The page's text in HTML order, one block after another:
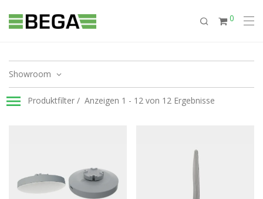
0
Showroom
Produktfilter Anzeigen 1 - 12 von 12 Ergebnisse